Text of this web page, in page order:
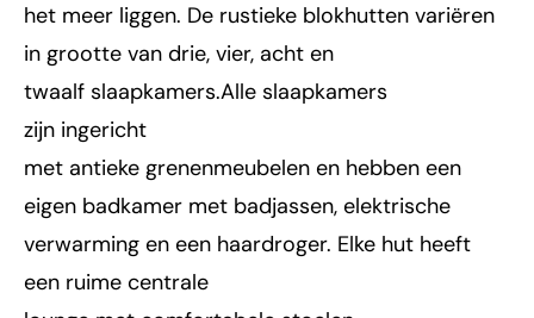
het meer liggen. De rustieke blokhutten variëren
in grootte van drie, vier, acht en
twaalf slaapkamers.Alle slaapkamers
zijn ingericht
met antieke grenenmeubelen en hebben een
eigen badkamer met badjassen, elektrische
verwarming en een haardroger. Elke hut heeft
een ruime centrale